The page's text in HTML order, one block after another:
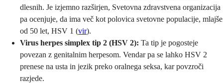
dlesnih. Je izjemno razširjen, Svetovna zdravstvena organizacija
pa ocenjuje, da ima več kot polovica svetovne populacije, mlajše
od 50 let, HSV 1 (vir).
Virus herpes simplex tip 2 (HSV 2): Ta tip je pogosteje
povezan z genitalnim herpesom. Vendar pa se lahko HSV 2
prenese na usta in jezik preko oralnega seksa, kar povzroči
razjede.